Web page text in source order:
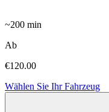
~200 min
Ab
€120.00
Wählen Sie Ihr Fahrzeug